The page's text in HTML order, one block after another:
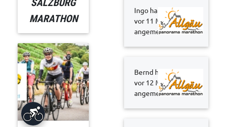
MARATHON
Ingo hat sich
vor 11 Minuten
angemeldet
Bernd hat sich
vor 12 Minuten
angemeldet